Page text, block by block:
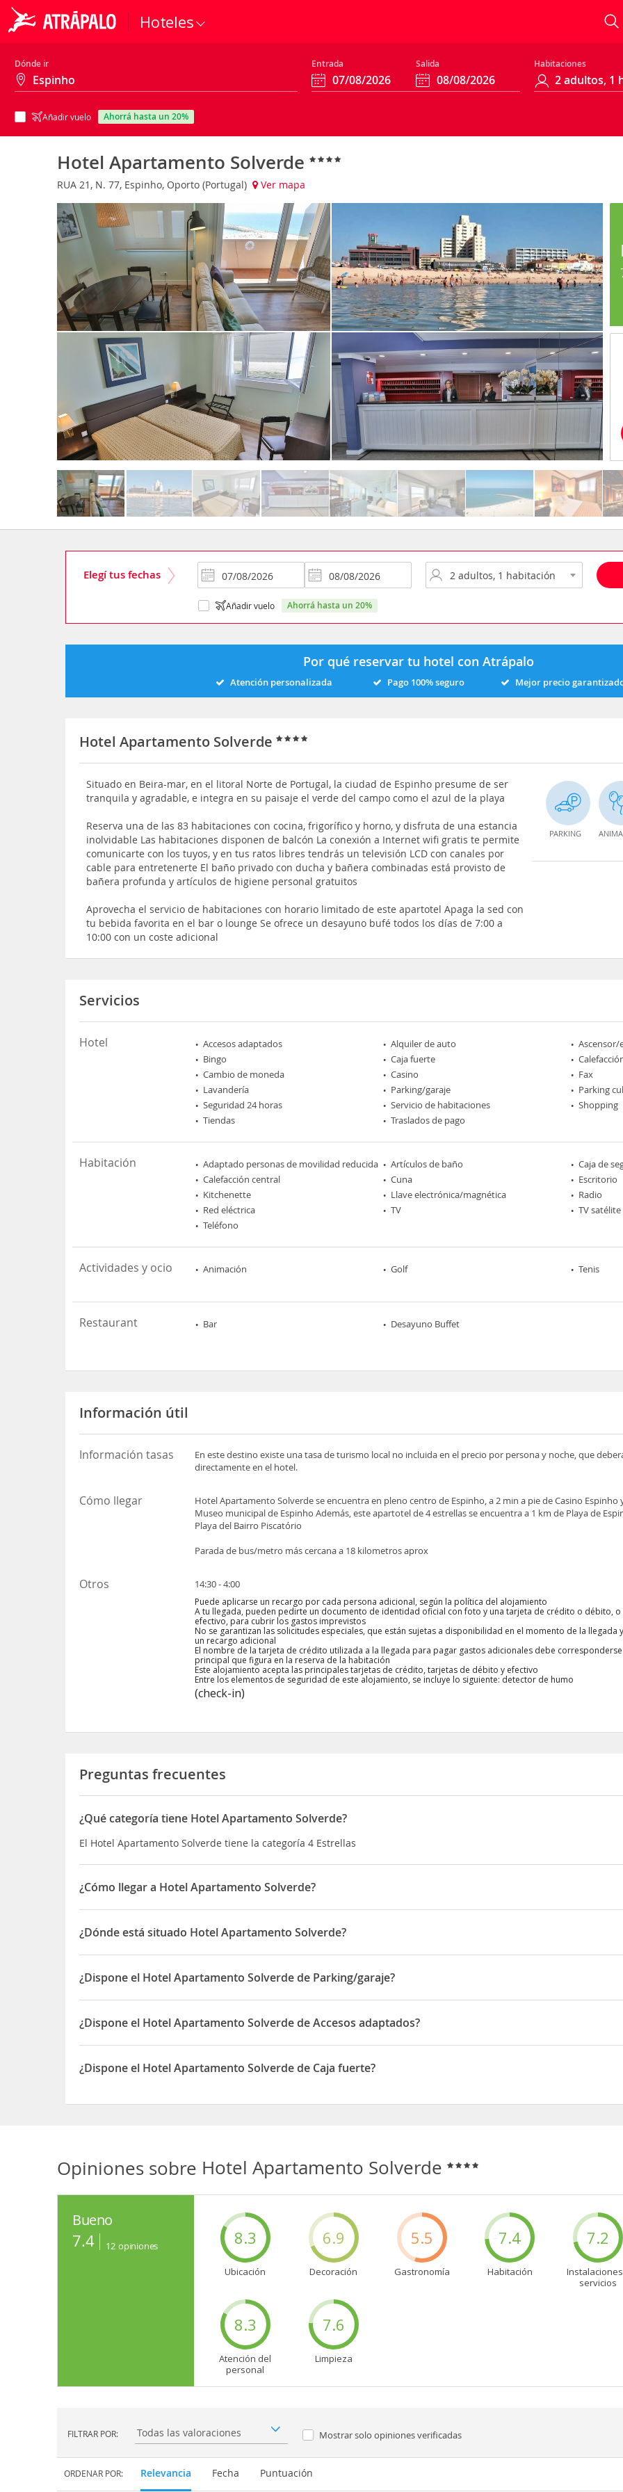
Hoteles
Dónde ir Entrada Salida Habitaciones
Añadir vuelo ahorrá hasta un 20%
Hotel Apartamento Solverde
RUA 21, N. 77, Espinho, Oporto (Portugal) Ver mapa
Elegí tus fechas
Añadir vuelo ahorrá hasta un 20%
Por qué reservar tu hotel con Atrápalo
Atención personalizada Pago 100% seguro Mejor precio
Hotel Apartamento Solverde
Situado en Beira-mar, en el litoral Norte de Portugal, la ciudad de Espinho presume de ser
tranquila y agradable, e integra en su paisaje el verde del campo como el azul de la playa
Reserva una de las 83 habitaciones con cocina, frigorífico y horno, y disfruta de una estancia
inolvidable Las habitaciones disponen de balcón La conexión a Internet wifi gratis te permite
comunicarte con los tuyos, y en tus ratos libres tendrás un televisión LCD con canales por
cable para entretenerte El baño privado con ducha y bañera combinadas está provisto de
bañera profunda y artículos de higiene personal gratuitos
Aprovecha el servicio de habitaciones con horario limitado de este apartotel Apaga la sed con
tu bebida favorita en el bar o lounge Se ofrece un desayuno bufé todos los días de 7:00 a
10:00 con un coste adicional
PARKING
Servicios
Hotel Accesos adaptados Alquiler de auto
Ascensor/
Bingo
Caja fuerte
Cambio de moneda
Casino
Fax
Lavandería
Parking/garaje
Parking
Seguridad 24 horas
Servicio de habitaciones
Shopping
Tiendas
Traslados de pago
Habitación Adaptado personas de movilidad reducida Artículos de baño
Caja de
Calefacción central
Cuna
Escritorio
Kitchenette
Llave electrónica/magnética
Radio
Red eléctrica
TV
TV satélite
Teléfono
Actividades y ocio Animación Golf Tenis
Restaurant Bar Desayuno Buffet
Información útil
Información tasas
En este destino existe una tasa de turismo local no incluida en el precio por persona y noche, que
directamente en el hotel.
Cómo llegar
Hotel Apartamento Solverde se encuentra en pleno centro de Espinho, a 2 min a pie de Casino Espinho
Museo municipal de Espinho Además, este apartotel de 4 estrellas se encuentra a 1 km de Playa de
Playa del Bairro Piscatório
Parada de bus/metro más cercana a 18 kilometros aprox
Otros 14:30 - 4:00
Puede aplicarse un recargo por cada persona adicional, según la política del alojamiento
A tu llegada, pueden pedirte un documento de identidad oficial con foto y una tarjeta de crédito o débito,
efectivo, para cubrir los gastos imprevistos
No se garantizan las solicitudes especiales, que están sujetas a disponibilidad en el momento de la llegada
un recargo adicional
El nombre de la tarjeta de crédito utilizada a la llegada para pagar gastos adicionales debe
principal que figura en la reserva de la habitación
Este alojamiento acepta las principales tarjetas de crédito, tarjetas de débito y efectivo
Entre los elementos de seguridad de este alojamiento, se incluye lo siguiente: detector de humo
(check-in)
Preguntas frecuentes
¿Qué categoría tiene Hotel Apartamento Solverde?
El Hotel Apartamento Solverde tiene la categoría 4 Estrellas
¿Cómo llegar a Hotel Apartamento Solverde?
Hotel Apartamento Solverde se encuentra en pleno centro de Espinho, a 2 min a pie de Casino Espinho y a 12 min
de Espinho Además, este apartotel de 4 estrellas se encuentra a 1 km de Playa de Espinho y a 1,1 km de Playa del
¿Dónde está situado Hotel Apartamento Solverde?
El Hotel Apartamento Solverde está ubicado en RUA 21, N. 77
¿Dispone el Hotel Apartamento Solverde de Parking/garaje?
Sí, el Hotel Apartamento Solverde dispone de Parking/garaje
¿Dispone el Hotel Apartamento Solverde de Accesos adaptados?
Sí, el Hotel Apartamento Solverde dispone de Accesos adaptados
¿Dispone el Hotel Apartamento Solverde de Caja fuerte?
Opiniones sobre Hotel Apartamento Solverde
Bueno
7.4 12 opiniones 8.3
Ubicación
6.9
Decoración
5.5
Gastronomía
7.4
Habitación
7.2
servicios
8.3
Atención del
personal
7.6
Limpieza
FILTRAR POR: Filtrar por: Mostrar solo opiniones verificadas
ORDENAR POR: Relevancia Fecha Puntuación